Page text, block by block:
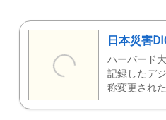
日本災害
ハーバード
記録したデ
称変更された